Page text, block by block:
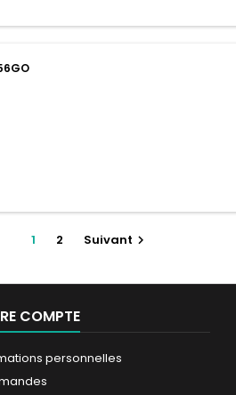
1 2 Suivant 
COMPTE
personnelles